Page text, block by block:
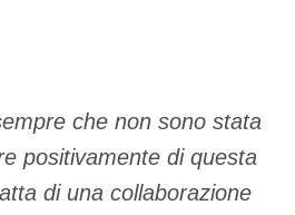
che non sono stata
positivamente di questa
di una collaborazione